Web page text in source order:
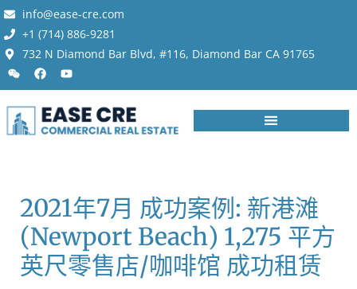
info@ease-cre.com
+1 (714) 886-9281
732 N Diamond Bar Blvd, #116, Diamond Bar CA 91765
2021年7月 成功案例: 新港滩
(Newport Beach) 1,275 平方
英尺零售店/咖啡馆 成功租赁